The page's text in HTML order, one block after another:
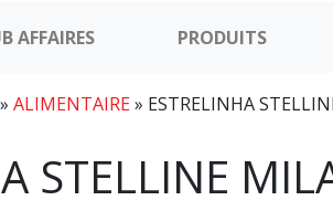
AFFAIRES PRODUITS
» ALIMENTAIRE» ESTRELINHA
STELLINE